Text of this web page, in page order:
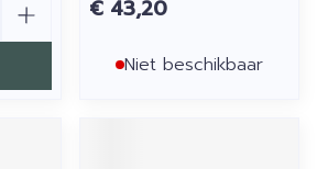
€ 43,20
Niet beschikbaar